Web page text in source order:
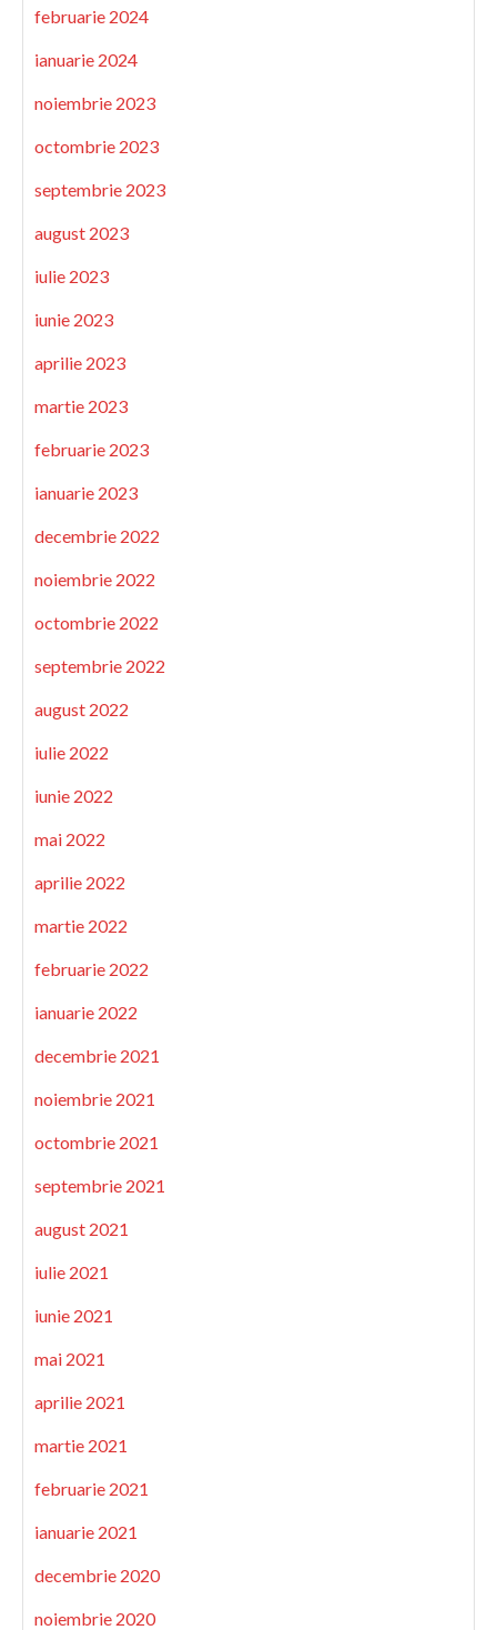
februarie 2024
ianuarie 2024
noiembrie 2023
octombrie 2023
septembrie 2023
august 2023
iulie 2023
iunie 2023
aprilie 2023
martie 2023
februarie 2023
ianuarie 2023
decembrie 2022
noiembrie 2022
octombrie 2022
septembrie 2022
august 2022
iulie 2022
iunie 2022
mai 2022
aprilie 2022
martie 2022
februarie 2022
ianuarie 2022
decembrie 2021
noiembrie 2021
octombrie 2021
septembrie 2021
august 2021
iulie 2021
iunie 2021
mai 2021
aprilie 2021
martie 2021
februarie 2021
ianuarie 2021
decembrie 2020
noiembrie 2020